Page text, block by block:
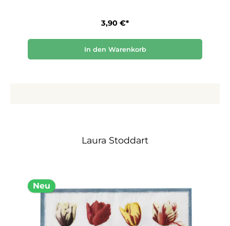
3,90 €*
In den Warenkorb
Laura Stoddart
Neu